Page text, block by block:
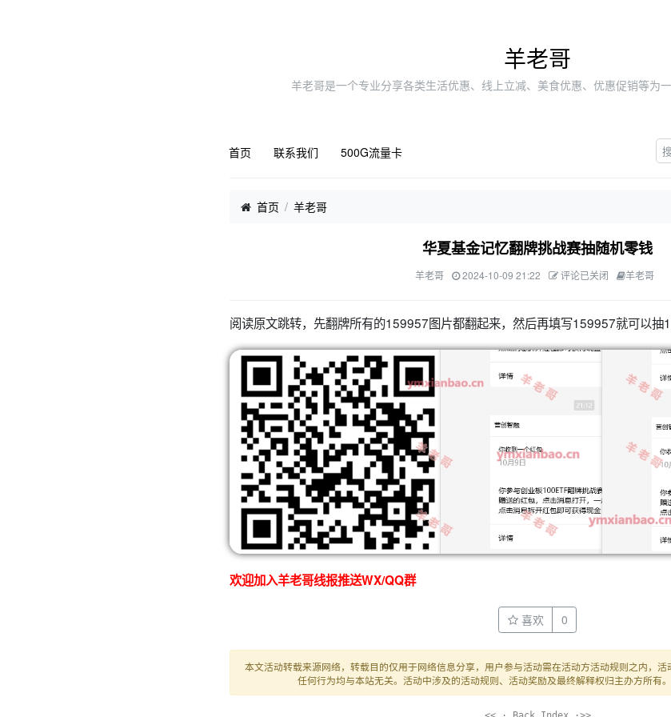
羊老哥
羊老哥是一个专业分享各类生活优惠、线上立减、美食优惠、优惠促销等为
首页 联系我们 500G流量卡
首页 羊老哥
华夏基金记忆翻牌挑战赛抽随机零钱
羊老哥 2024-10-09 21:22 评论已关闭 羊老哥
阅读原文跳转，先翻牌所有的159957图片都翻起来，然后再填写159957就可以抽
欢迎加入羊老哥线报推送WX/QQ群
喜欢 0
本文活动转载来源网络，转载目的仅用于网络信息分享，用户参与活动需在活动方活动规则之内，活
任何行为均与本站无关。活动中涉及的活动规则、活动奖励及最终解释权归主办方所有